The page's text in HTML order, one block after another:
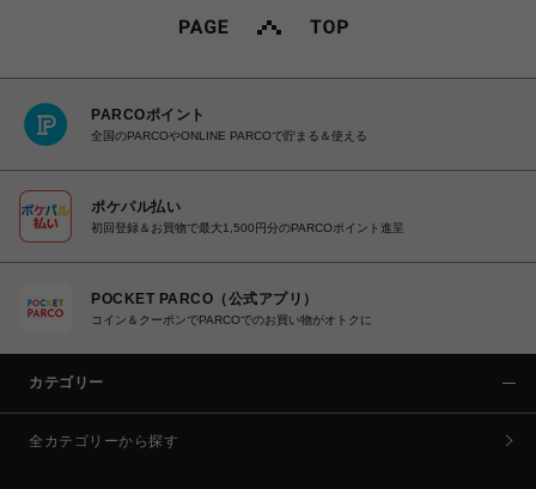
PARCOポイント
全国のPARCOやONLINE PARCOで貯まる＆使える
ポケパル払い
初回登録＆お買物で最大1,500円分のPARCOポイント進呈
POCKET PARCO（公式アプリ）
コイン＆クーポンでPARCOでのお買い物がオトクに
カテゴリー
全カテゴリーから探す